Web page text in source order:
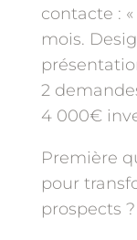
contacte :
mois.
2
4 000€
Première
pour
prospects ?